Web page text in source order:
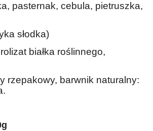
pasternak, cebula, pietruszka,
słodka)
białka roślinnego,
rzepakowy, barwnik naturalny: